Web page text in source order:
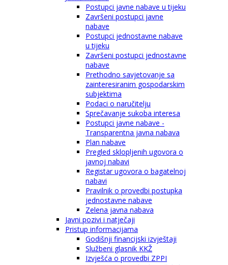
Postupci javne nabave u tijeku
Završeni postupci javne
nabave
Postupci jednostavne nabave
u tijeku
Završeni postupci jednostavne
nabave
Prethodno savjetovanje sa
zainteresiranim gospodarskim
subjektima
Podaci o naručitelju
Sprečavanje sukoba interesa
Postupci javne nabave -
Transparentna javna nabava
Plan nabave
Pregled sklopljenih ugovora o
javnoj nabavi
Registar ugovora o bagatelnoj
nabavi
Pravilnik o provedbi postupka
jednostavne nabave
Zelena javna nabava
Javni pozivi i natječaji
Pristup informacijama
Godišnji financijski izvještaji
Službeni glasnik KKŽ
Izvješća o provedbi ZPPI